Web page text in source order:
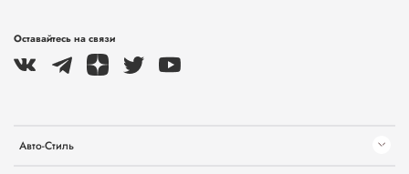
Авто-Стиль
Оставайтесь на связи